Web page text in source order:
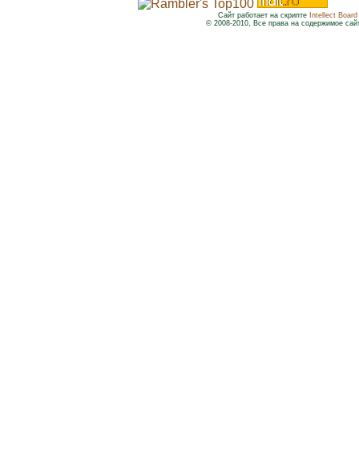
Сайт работает на скрипте Intellect Board
© 2008-2010, Все права на содержимое